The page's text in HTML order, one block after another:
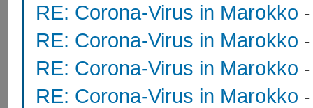
RE: Corona-Virus in Marokko
RE: Corona-Virus in Marokko
RE: Corona-Virus in Marokko
RE: Corona-Virus in Marokko